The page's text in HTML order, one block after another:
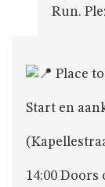
ONZERun.
Place
Start en
14:00 Doors